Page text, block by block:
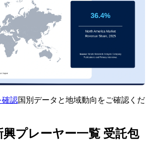
確認国別データと地域動向をご確認くだ
プレーヤー一覧 受託包